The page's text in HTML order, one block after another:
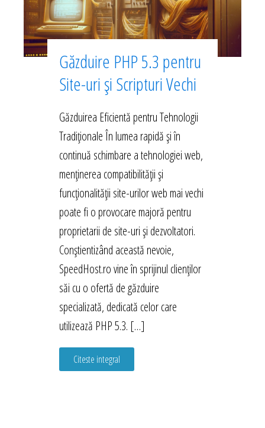
Găzduire PHP 5.3 pentru
Site-uri și Scripturi Vechi
Găzduirea Eficientă pentru Tehnologii
Tradiționale În lumea rapidă și în
continuă schimbare a tehnologiei web,
menținerea compatibilității și
funcționalității site-urilor web mai vechi
poate fi o provocare majoră pentru
proprietarii de site-uri și dezvoltatori.
Conștientizând această nevoie,
SpeedHost.ro vine în sprijinul clienților
săi cu o ofertă de găzduire
specializată, dedicată celor care
utilizează PHP 5.3. […]
Citeste integral